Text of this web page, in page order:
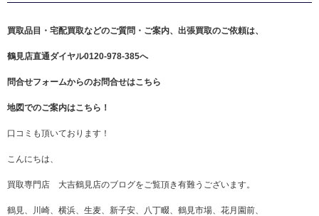
買取品目・宅配買取などのご質問・ご案内、出張買取のご依頼は、
鶴見店直通ダイヤル0120-978-385へ
問合せフォームからのお問合せはこちら
地図でのご案内はこちら！
口コミも頂いております！
こんにちは、
買取専門店 大吉鶴見店のブログをご覧頂き有難うございます。
鶴見、川崎、横浜、生麦、新子安、八丁畷、鶴見市場、花月園前、